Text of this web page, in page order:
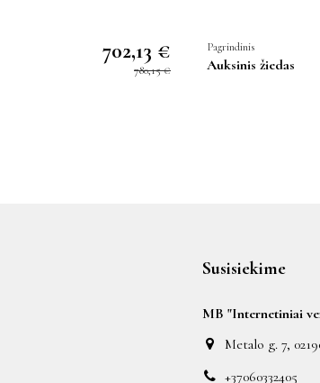
702,13 €
780,15 €
Pagrindinis
Auksinis žiedas
Susisiekime
MB "Internetiniai
Metalo g. 7,
+37060332405